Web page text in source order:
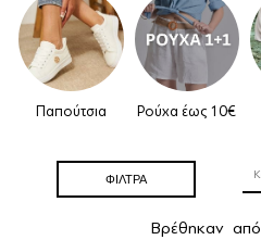
Παπούτσια Ρούχα έως 10€
ΦΙΛΤΡΑ
Βρέθηκαν από